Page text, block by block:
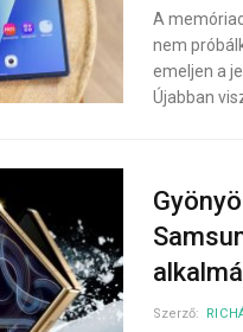
A
nem
emeljen a
Újabban
Szerző: